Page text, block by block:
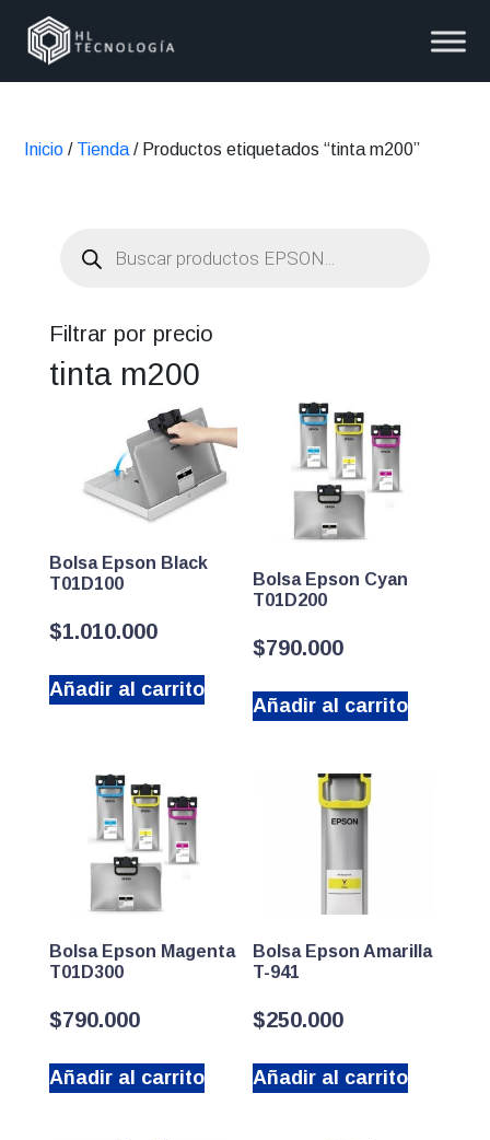
Inicio / Tienda / Productos etiquetados “tinta m200”
productos
Filtrar por precio
tinta m200
Bolsa Epson Black
T01D100
$1.010.000
Añadir al carrito
Bolsa Epson Cyan
T01D200
$790.000
Añadir al carrito
Bolsa Epson Magenta
T01D300
$790.000
Añadir al carrito
Bolsa Epson Amarilla
T-941
$250.000
Añadir al carrito